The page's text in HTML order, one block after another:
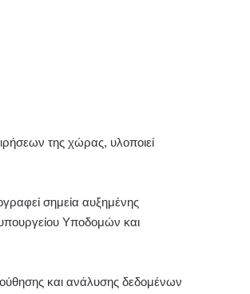
της χώρας, υλοποιεί
σημεία αυξημένης
υπουργείου Υποδομών και
και ανάλυσης δεδομένων